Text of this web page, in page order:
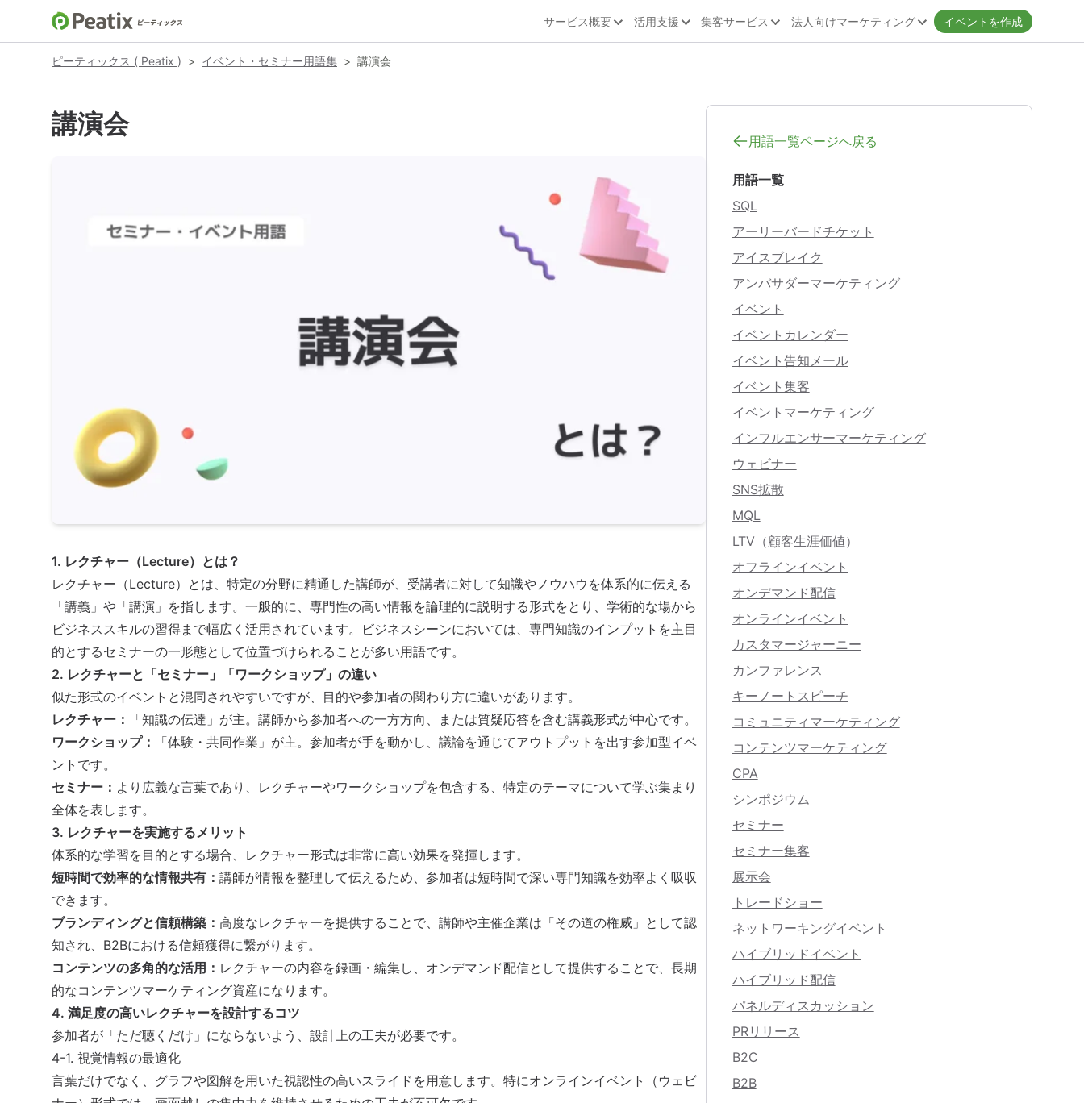
サービス概要 活用支援 集客サービス 法人向けマーケティング イベントを作成
ピーティックス ( Peatix ) > イベント・セミナー用語集 > 講演会
講演会
1. レクチャー（Lecture）とは？
レクチャー（Lecture）とは、特定の分野に精通した講師が、受講者に対して知識やノウハウを体系的に伝える
「講義」や「講演」を指します。一般的に、専門性の高い情報を論理的に説明する形式をとり、学術的な場から
ビジネススキルの習得まで幅広く活用されています。ビジネスシーンにおいては、専門知識のインプットを主目
的とするセミナーの一形態として位置づけられることが多い用語です。
2. レクチャーと「セミナー」「ワークショップ」の違い
似た形式のイベントと混同されやすいですが、目的や参加者の関わり方に違いがあります。
レクチャー：
「知識の伝達」が主。講師から参加者への一方方向、または質疑応答を含む講義形式が中心です。
ワークショップ：
「体験・共同作業」が主。参加者が手を動かし、議論を通じてアウトプットを出す参加型イベ
ントです。
セミナー： より広義な言葉であり、レクチャーやワークショップを包含する、特定のテーマについて学ぶ集まり
全体を表します。
3. レクチャーを実施するメリット
体系的な学習を目的とする場合、レクチャー形式は非常に高い効果を発揮します。
短時間で効率的な情報共有： 講師が情報を整理して伝えるため、参加者は短時間で深い専門知識を効率よく吸収
できます。
ブランディングと信頼構築： 高度なレクチャーを提供することで、講師や主催企業は「その道の権威」として認
知され、 B2Bにおける信頼獲得に繋がります。
コンテンツの多角的な活用： レクチャーの内容を録画・編集し、 オンデマンド配信として提供することで、長期
的なコンテンツマーケティング資産になります。
4. 満足度の高いレクチャーを設計するコツ
参加者が「ただ聴くだけ」にならないよう、設計上の工夫が必要です。
4-1. 視覚情報の最適化
言葉だけでなく、グラフや図解を用いた視認性の高いスライドを用意します。特にオンラインイベント
（ウェビ
用語一覧ページへ戻る
用語一覧
SQL
アーリーバードチケット
アイスブレイク
アンバサダーマーケティング
イベント
イベントカレンダー
イベント告知メール
イベント集客
イベントマーケティング
インフルエンサーマーケティング
ウェビナー
SNS拡散
MQL
LTV（顧客生涯価値）
オフラインイベント
オンデマンド配信
オンラインイベント
カスタマージャーニー
カンファレンス
キーノートスピーチ
コミュニティマーケティング
コンテンツマーケティング
CPA
シンポジウム
セミナー
セミナー集客
展示会
トレードショー
ネットワーキングイベント
ハイブリッドイベント
ハイブリッド配信
パネルディスカッション
PRリリース
B2C
B2B